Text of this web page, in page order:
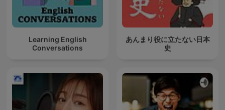
Learning English
Conversations
あんまり役に立たない日本
史